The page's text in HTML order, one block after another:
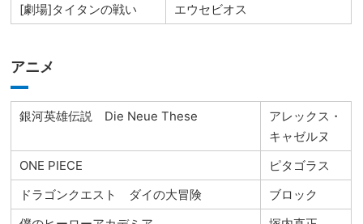
[劇場]タイタンの戦い
エウセビオス
アニメ
銀河英雄伝説 Die Neue These
アレックス・
キャゼルヌ
ONE PIECE
ピタゴラス
ドラゴンクエスト ダイの大冒険
ブロック